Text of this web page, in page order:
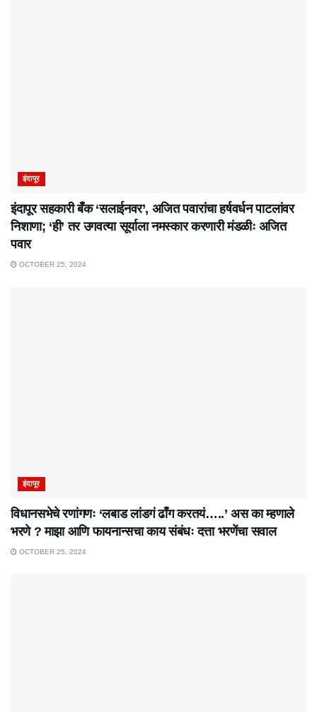
इंदापूर
इंदापूर सहकारी बँक ‘सलाईनवर’, अजित पवारांचा हर्षवर्धन पाटलांवर
निशाणा; ‘ही’ तर उगवत्या सूर्याला नमस्कार करणारी मंडळीः अजित
पवार
OCTOBER 25, 2024
इंदापूर
विधानसभेचे रणांगणः ‘लबाड लांडगं ढाँग करतयं…..’ अस का म्हणाले
भरणे ? माझा आणि फायनान्सचा काय संबंधः दत्ता भरणेंचा सवाल
OCTOBER 25, 2024